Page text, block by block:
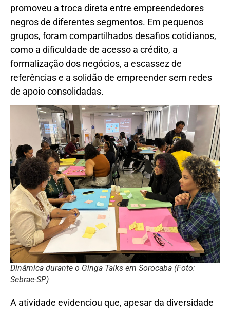
promoveu a troca direta entre empreendedores
negros de diferentes segmentos. Em pequenos
grupos, foram compartilhados desafios cotidianos,
como a dificuldade de acesso a crédito, a
formalização dos negócios, a escassez de
referências e a solidão de empreender sem redes
de apoio consolidadas.
Dinâmica durante o Ginga Talks em Sorocaba (Foto:
Sebrae-SP)
A atividade evidenciou que, apesar da diversidade